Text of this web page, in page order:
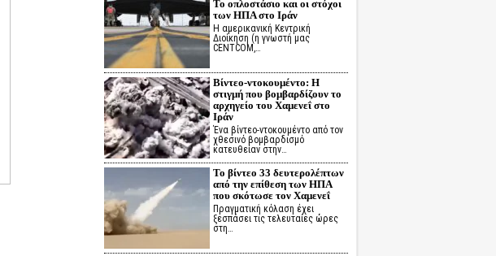
Το οπλοστάσιο και οι στόχοι
των ΗΠΑ στο Ιράν
Η αμερικανική Κεντρική
Διοίκηση (η γνωστή μας
CENTCOM,…
Βίντεο-ντοκουμέντο: Η
στιγμή που βομβαρδίζουν το
αρχηγείο του Χαμενεΐ στο
Ιράν
Ένα βίντεο-ντοκουμέντο από τον
χθεσινό βομβαρδισμό
κατευθείαν στην…
Το βίντεο 33 δευτερολέπτων
από την επίθεση των ΗΠΑ
που σκότωσε τον Χαμενεΐ
Πραγματική κόλαση έχει
ξεσπάσει τις τελευταίες ώρες
στη…